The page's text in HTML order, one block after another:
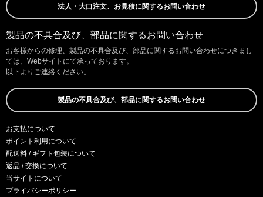
法人・大口注文、お見積に関するお問い合わせ
製品の不具合及び、部品に関するお問い合わせ
お客様からの修理、製品の不具合及び、部品に関するお問い合わせにつきまし
ては、Webサイトにて承っております。
以下よりご連絡ください。
製品の不具合及び、部品に関するお問い合わせ
お支払について
ポイント利用について
配送料 / ギフト包装について
返品 / 交換について
当サイトについて
プライバシーポリシー